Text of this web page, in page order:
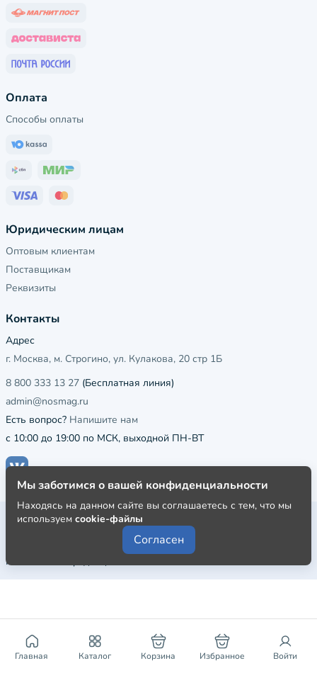
Главная Каталог Корзина Избранное Войти
Оплата
Способы оплаты
Юридическим лицам
Оптовым клиентам
Поставщикам
Реквизиты
Контакты
Адрес
г. Москва, м. Строгино, ул. Кулакова, 20 стр 1Б
8 800 333 13 27 (Бесплатная линия)
admin@nosmag.ru
Есть вопрос? Напишите нам
с 10:00 до 19:00 по МСК, выходной ПН-ВТ
Публичная оферта
Пользовательское соглашение
Политика конфиденциальности
Мы заботимся о вашей конфиденциальности
Находясь на данном сайте вы соглашаетесь с тем, что мы
используем cookie-файлы
Согласен